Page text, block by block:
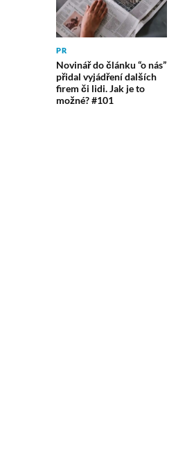
PR
Novinář do článku “o nás”
přidal vyjádření dalších
firem či lidi. Jak je to
možné? #101